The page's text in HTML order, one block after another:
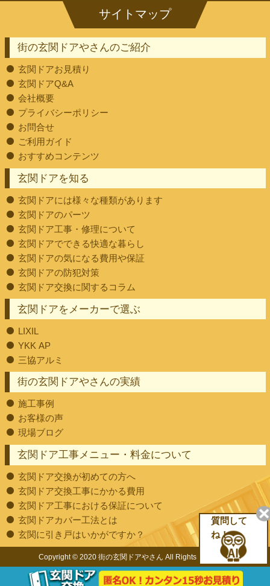
街の玄関ドアやさんのご紹介
玄関ドアお見積り
玄関ドアQ&A
会社概要
プライバシーポリシー
お問合せ
ご利用ガイド
おすすめコンテンツ
街の玄関ドアやさんの実績
施工事例
お客様の声
現場ブログ
玄関ドアを知る
玄関ドアには様々な種類があります
玄関ドアのパーツ
玄関ドア工事・修理について
玄関ドアでできる快適な暮らし
玄関ドアの気になる費用や保証
玄関ドアの防犯対策
玄関ドア交換に関するコラム
玄関ドア工事メニュー・料金について
玄関ドア交換が初めての方へ
玄関ドア交換工事にかかる費用
玄関ドア工事における保証について
玄関ドアカバー工法とは
玄関に引き戸はいかがですか？
玄関ドアをメーカーで選ぶ
LIXIL
YKK AP
三協アルミ
Copyright © 2020 街の玄関ドアやさん All Rights Reserved.
質問して
ね！